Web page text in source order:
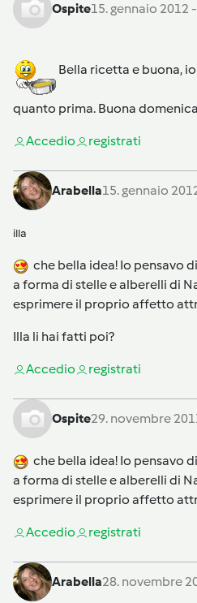
Ospite15. gennaio 2012
Bella ricetta e buona,
quanto prima. Buona
Accedio registrati
Arabella15. gennaio
illa
che bella idea! Io pensavo
a forma di stelle e alberelli di
esprimere il proprio affetto
Illa li hai fatti poi?
Accedio registrati
Ospite29. novembre
che bella idea! Io pensavo
a forma di stelle e alberelli di
esprimere il proprio affetto
Accedio registrati
Arabella28. novembre